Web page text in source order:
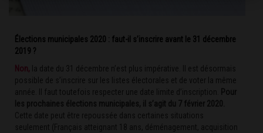
Élections municipales 2020 : faut-il s’inscrire avant le 31 décembre
2019 ?
Non, la date du 31 décembre n’est plus impérative. Il est désormais
possible de s’inscrire sur les listes électorales et de voter la même
année. Il faut toutefois respecter une date limite d’inscription.
Pour
les prochaines élections municipales, il s’agit du 7 février 2020.
Cette date peut être repoussée dans certaines situations
seulement (Français atteignant 18 ans, déménagement, acquisition